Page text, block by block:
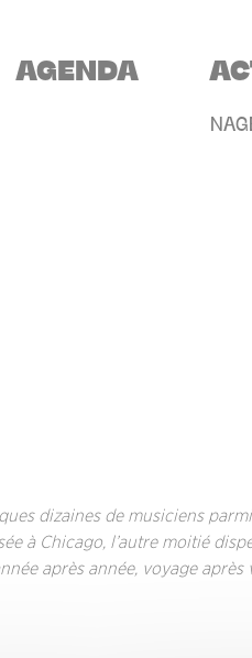
NAVIGATION
AGENDA
dizaines de musiciens
à Chicago, l’autre moitié
après année, voyage après